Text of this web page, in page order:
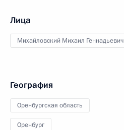
Лица
Михайловский Михаил Геннадьевич
География
Оренбургская область
Оренбург